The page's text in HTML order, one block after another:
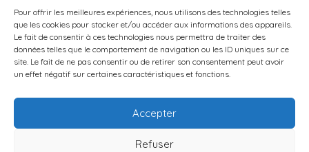
Pour offrir les meilleures expériences, nous utilisons des technologies telles
que les cookies pour stocker et/ou accéder aux informations des appareils.
Le fait de consentir à ces technologies nous permettra de traiter des
données telles que le comportement de navigation ou les ID uniques sur ce
site. Le fait de ne pas consentir ou de retirer son consentement peut avoir
un effet négatif sur certaines caractéristiques et fonctions.
Accepter
Refuser
Avant toute participation à une vente aux
enchères immobilière au Maroc, il est impératif :
De consulter attentivement toutes les
informations disponibles,
De préparer son dossier administratif,